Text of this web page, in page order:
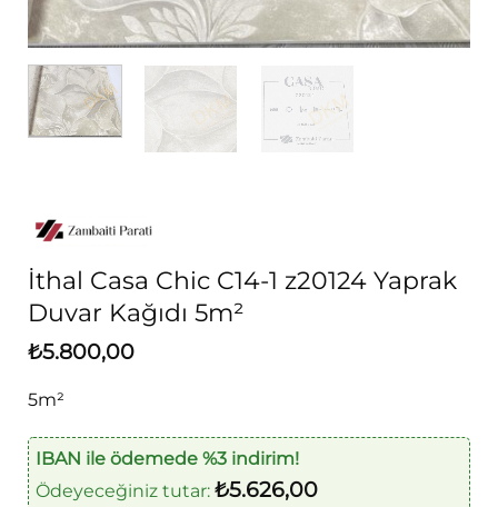
İthal Casa Chic C14-1 z20124 Yaprak
Duvar Kağıdı 5m²
₺5.800,00
5m²
IBAN ile ödemede %3 indirim!
Ödeyeceğiniz tutar: ₺5.626,00